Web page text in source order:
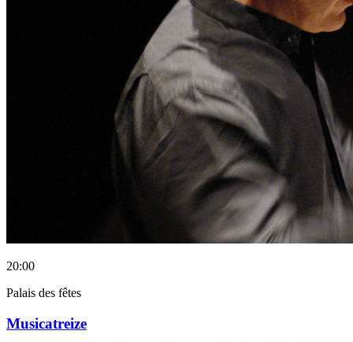
20:00
Palais des fêtes
Musicatreize